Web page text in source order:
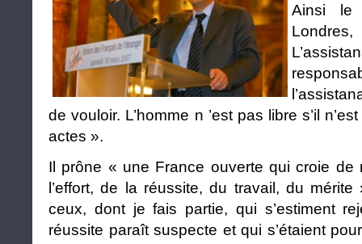
Ainsi le
de vouloir. L’homme n ’est pas libre s’il
actes ».
Il prône « une France ouverte qui croie de
l’effort, de la réussite, du travail, du
ceux, dont je fais partie, qui s’estiment
réussite paraît suspecte et qui s’étaient